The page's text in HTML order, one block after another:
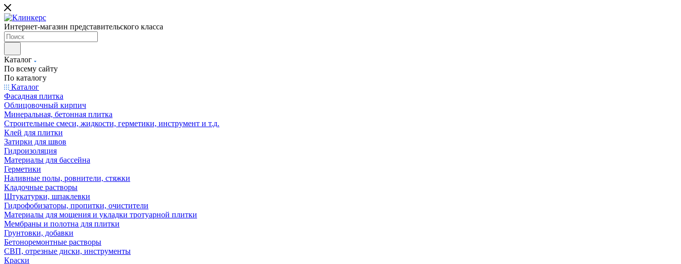
Интернет-магазин представительского класса
Каталог
По всему сайту
По каталогу
Каталог
Фасадная плитка
Облицовочный кирпич
Минеральная, бетонная плитка
Строительные смеси, жидкости, герметики, инструмент и т.д.
Клей для плитки
Затирки для швов
Гидроизоляция
Материалы для бассейна
Герметики
Наливные полы, ровнители, стяжки
Кладочные растворы
Штукатурки, шпаклевки
Гидрофобизаторы, пропитки, очистители
Материалы для мощения и укладки тротуарной плитки
Мембраны и полотна для плитки
Грунтовки, добавки
Бетоноремонтные растворы
СВП, отрезные диски, инструменты
Краски